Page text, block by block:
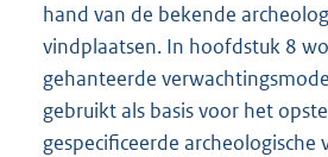
hand van de bekende
vindplaatsen. In hoofdstuk 8
gehanteerde
gebruikt als basis voor het
gespecificeerde archeologische